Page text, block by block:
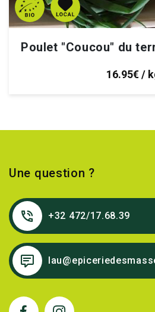
Poulet "Coucou" du
16.95€ /
Une question ?
+32 472/17.68.39